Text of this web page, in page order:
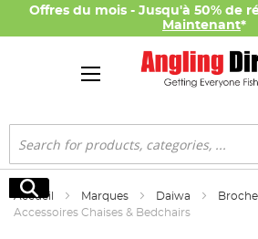
Offres du mois - Jusqu'à 50% de
Maintenant*
Rechercher
Rechercher
Accueil Marques Daiwa
Accessoires Chaises & Bedchairs